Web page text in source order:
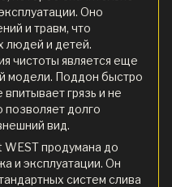
Оно
и травм, что
людей и детей.
чистоты является еще
модели. Поддон быстро
грязь и не
позволяет долго
вид.
продумана до
и эксплуатации. Он
систем слива